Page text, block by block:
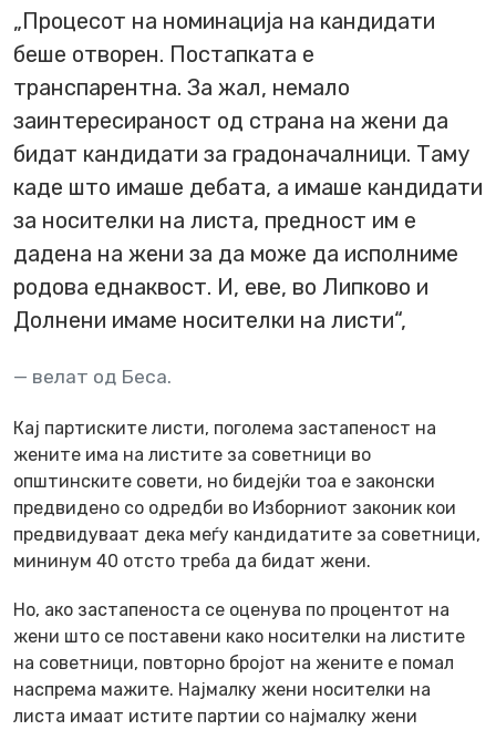
„Процесот на номинација на кандидати
беше отворен. Постапката е
транспарентна. За жал, немало
заинтересираност од страна на жени да
бидат кандидати за градоначалници. Таму
каде што имаше дебата, а имаше кандидати
за носителки на листа, предност им е
дадена на жени за да може да исполниме
родова еднаквост. И, еве, во Липково и
Долнени имаме носителки на листи“,
велат од Беса.
Кај партиските листи, поголема застапеност на
жените има на листите за советници во
општинските совети, но бидејќи тоа е законски
предвидено со одредби во Изборниот законик кои
предвидуваат дека меѓу кандидатите за советници,
мининум 40 отсто треба да бидат жени.
Но, ако застапеноста се оценува по процентот на
жени што се поставени како носителки на листите
на советници, повторно бројот на жените е помал
наспрема мажите. Најмалку жени носителки на
листа имаат истите партии со најмалку жени